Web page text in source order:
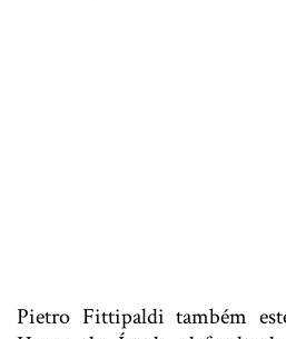
Pietro Fittipaldi também